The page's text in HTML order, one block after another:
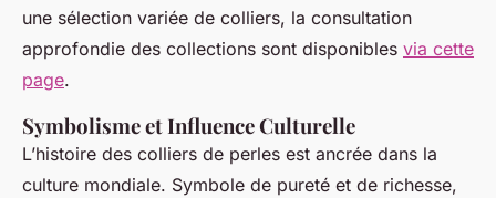
une sélection variée de colliers, la consultation
approfondie des collections sont disponibles via cette
page.
Symbolisme et Influence Culturelle
L’histoire des colliers de perles est ancrée dans la
culture mondiale. Symbole de pureté et de richesse,